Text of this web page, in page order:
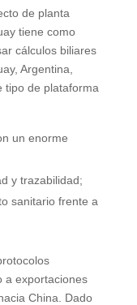
de planta
tiene como
cálculos biliares
Argentina,
tipo de plataforma
un enorme
y trazabilidad;
sanitario frente a
a exportaciones
China. Dado